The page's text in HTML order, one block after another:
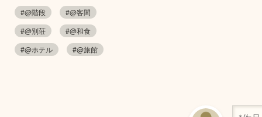
#@階段
#@客間
#@別荘
#@和食
#@ホテル
#@旅館